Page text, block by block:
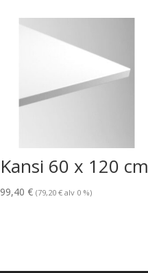
Kansi 60 x 120 cm
99,40 € (79,20 €alv 0 %)